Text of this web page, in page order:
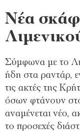
Νέα
Σύμφωνα με το
ήδη στα ραντάρ,
τις ακτές της
όσων φτάνουν
αναμένεται νέο,
το προσεχές